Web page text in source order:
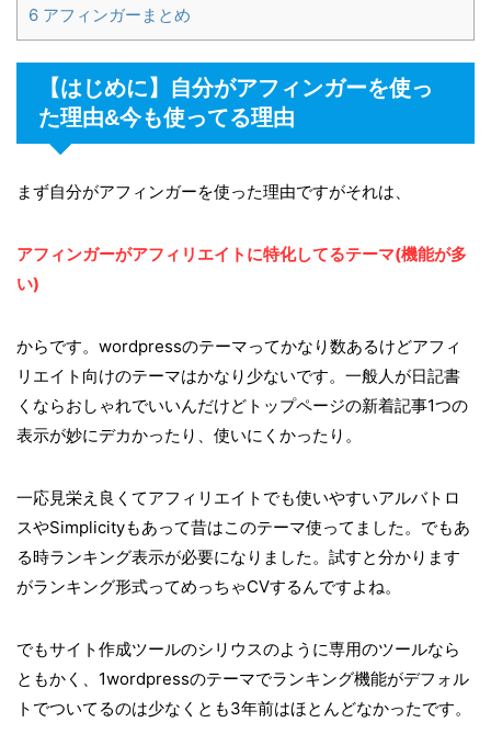
6 アフィンガーまとめ
【はじめに】自分がアフィンガーを使っ
た理由&今も使ってる理由
まず自分がアフィンガーを使った理由ですがそれは、
アフィンガーがアフィリエイトに特化してるテーマ(機能が多
い)
からです。wordpressのテーマってかなり数あるけどアフィ
リエイト向けのテーマはかなり少ないです。一般人が日記書
くならおしゃれでいいんだけどトップページの新着記事1つの
表示が妙にデカかったり、使いにくかったり。
一応見栄え良くてアフィリエイトでも使いやすいアルバトロ
スやSimplicityもあって昔はこのテーマ使ってました。でもあ
る時ランキング表示が必要になりました。試すと分かります
がランキング形式ってめっちゃCVするんですよね。
でもサイト作成ツールのシリウスのように専用のツールなら
ともかく、1wordpressのテーマでランキング機能がデフォル
トでついてるのは少なくとも3年前はほとんどなかったです。